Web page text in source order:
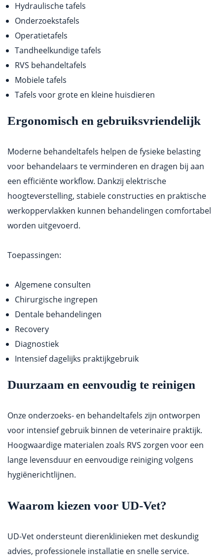
Hydraulische tafels
Onderzoekstafels
Operatietafels
Tandheelkundige tafels
RVS behandeltafels
Mobiele tafels
Tafels voor grote en kleine huisdieren
Ergonomisch en gebruiksvriendelijk
Moderne behandeltafels helpen de fysieke belasting
voor behandelaars te verminderen en dragen bij aan
een efficiënte workflow. Dankzij elektrische
hoogteverstelling, stabiele constructies en praktische
werkoppervlakken kunnen behandelingen comfortabel
worden uitgevoerd.
Toepassingen:
Algemene consulten
Chirurgische ingrepen
Dentale behandelingen
Recovery
Diagnostiek
Intensief dagelijks praktijkgebruik
Duurzaam en eenvoudig te reinigen
Onze onderzoeks- en behandeltafels zijn ontworpen
voor intensief gebruik binnen de veterinaire praktijk.
Hoogwaardige materialen zoals RVS zorgen voor een
lange levensduur en eenvoudige reiniging volgens
hygiënerichtlijnen.
Waarom kiezen voor UD-Vet?
UD-Vet ondersteunt dierenklinieken met deskundig
advies, professionele installatie en snelle service.